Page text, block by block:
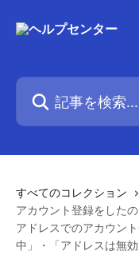
記事を検索...
すべてのコレクション
アカウント登録をした
アドレスでのアカウン
中」・「アドレスは無効